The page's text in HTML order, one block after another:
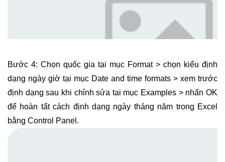
Bước 4: Chọn quốc gia tại mục Format > chọn kiểu định
dạng ngày giờ tại mục Date and time formats > xem trước
định dạng sau khi chỉnh sửa tại mục Examples > nhấn OK
để hoàn tất cách định dạng ngày tháng năm trong Excel
bằng Control Panel.